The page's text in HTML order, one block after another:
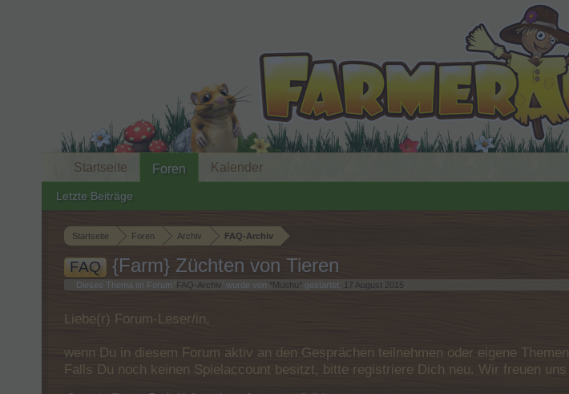
Startseite Foren Archiv FAQ-Archiv
FAQ {Farm} Züchten von Tieren
Dieses Thema im Forum ' FAQ-Archiv ' wurde von *Mushu* gestartet, 17 August 2015
Liebe(r) Forum-Leser/in,
wenn Du in diesem Forum aktiv an den Gesprächen teilnehmen oder eigene
Falls Du noch keinen Spielaccount besitzt, bitte registriere Dich neu. Wir freuen
Startseite Foren
Letzte Beiträge
Kalender